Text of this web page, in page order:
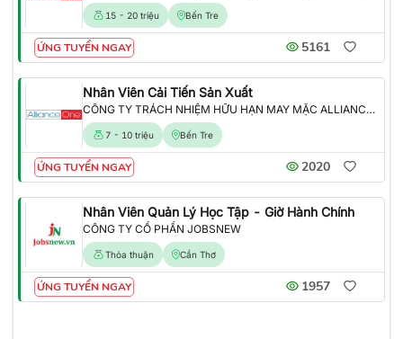
15 - 20 triệu Bến Tre
ỨNG TUYỂN NGAY 5161
Nhân Viên Cải Tiến Sản Xuất
CÔNG TY TRÁCH NHIỆM HỮU HẠN MAY MẶC ALLIANCE ONE
7 - 10 triệu Bến Tre
ỨNG TUYỂN NGAY 2020
Nhân Viên Quản Lý Học Tập - Giờ Hành Chính
CÔNG TY CỔ PHẦN JOBSNEW
Thỏa thuận Cần Thơ
ỨNG TUYỂN NGAY 1957